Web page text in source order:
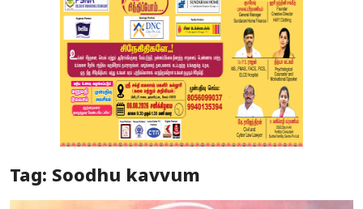
Magazines
Tag: Soodhu kavvum